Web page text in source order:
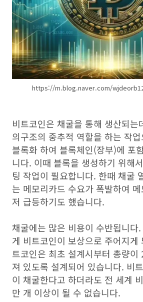
https://m.blog.naver.com/
비트코인은 채굴을 통해 생산되는
의구조의 중추적 역할을 하는 작
블록화 하여 블록체인(장부)에 포
니다. 이때 블록을 생성하기 위해
팅 작업이 필요합니다. 한때 채굴
는 메모리카드 수요가 폭발하여
저 급등하기도 했습니다.
채굴에는 많은 비용이 수반됩니다
게 비트코인이 보상으로 주어지게
트코인은 최초 설계시부터 총량이
져 있도록 설계되어 있습니다. 비
이 채굴한다고 하더라도 전 세계
만 개 이상이 될 수 없습니다.